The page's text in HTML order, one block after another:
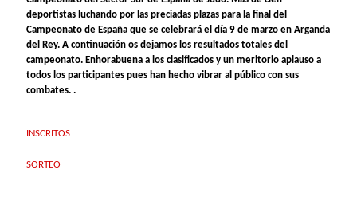
deportistas luchando por las preciadas plazas para la final del
Campeonato de España que se celebrará el día 9 de marzo en Arganda
del Rey. A continuación os dejamos los resultados totales del
campeonato. Enhorabuena a los clasificados y un meritorio aplauso a
todos los participantes pues han hecho vibrar al público con sus
combates. .
INSCRITOS
SORTEO